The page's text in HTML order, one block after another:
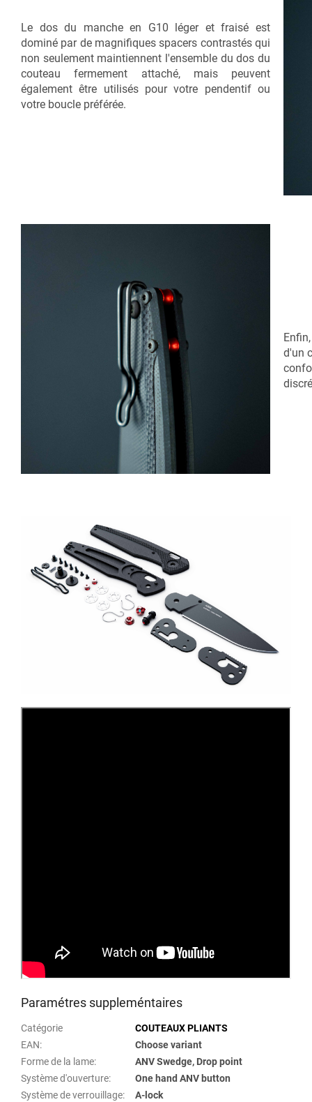
Le dos du manche en G10 léger et fraisé est
dominé par de magnifiques spacers contrastés qui
non seulement maintiennent l'ensemble du dos du
couteau fermement attaché, mais peuvent
également être utilisés pour votre pendentif ou
votre boucle préférée.
d'un
Paramétres suppleméntaires
Catégorie
COUTEAUX PLIANTS
EAN:
Choose variant
Forme de la lame:
ANV Swedge, Drop point
Système d'ouverture:
One hand ANV button
Système de verrouillage:
A-lock